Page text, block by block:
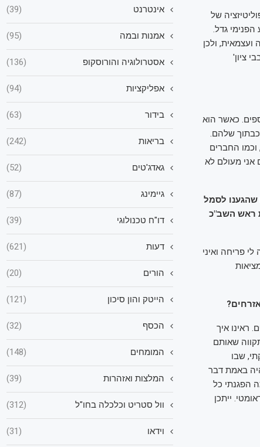
של
גדל.
ולכן
ציון'
כאשר הוא
כבתוך שלהם.
שנה בשירות הציבורי, וכמו החברים
אני מעולם לא
לסמל
ראש השב"כ
פריחה ואיני
ראינו איך
שאותם
שבו
באמת דבר
לאורך שנת 2023 ועד המלחמה הפגנתי כל
ייתכן
אינטרנט (39)
אמנות ובמה (95)
אסטרולוגיה והורוסקופ (136)
אפליקציות (94)
בידור (63)
בריאות (242)
גאדג'טים (52)
גיימינג (87)
דו"ח טכנולוגי (39)
דעות (621)
הורים (20)
הייטק והון סיכון (121)
הכסף (32)
המומחים (148)
המלצות ואזהרות (39)
וול סטריט וכלכלה בחו"ל (312)
וידאו (31)